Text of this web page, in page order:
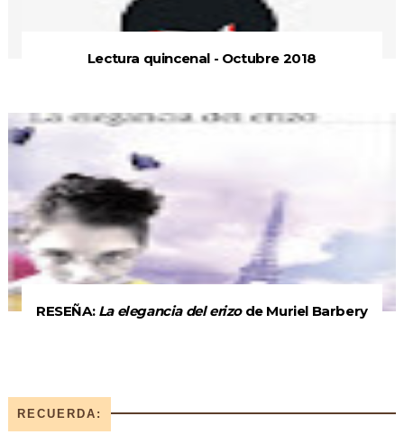
Lectura quincenal - Octubre 2018
RESEÑA: La elegancia del erizode Muriel Barbery
RECUERDA: